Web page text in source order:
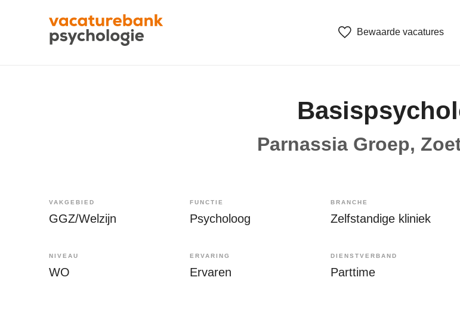
Bewaarde vacatures
Parnassia Groep,
VAKGEBIED
GGZ/Welzijn
FUNCTIE
Psycholoog
BRANCHE
Zelfstandige kliniek
NIVEAU
WO
ERVARING
Ervaren
DIENSTVERBAND
Parttime